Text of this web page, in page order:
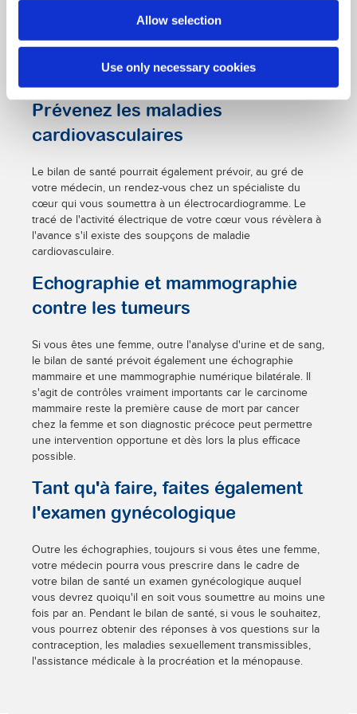
Allow selection
Use only necessary cookies
Prévenez les maladies
cardiovasculaires
Le bilan de santé pourrait également prévoir, au gré de
votre médecin, un rendez-vous chez un spécialiste du
cœur qui vous soumettra à un électrocardiogramme. Le
tracé de l'activité électrique de votre cœur vous révèlera à
l'avance s'il existe des soupçons de maladie
cardiovasculaire.
Echographie et mammographie
contre les tumeurs
Si vous êtes une femme, outre l'analyse d'urine et de sang,
le bilan de santé prévoit également une échographie
mammaire et une mammographie numérique bilatérale. Il
s'agit de contrôles vraiment importants car le carcinome
mammaire reste la première cause de mort par cancer
chez la femme et son diagnostic précoce peut permettre
une intervention opportune et dès lors la plus efficace
possible.
Tant qu'à faire, faites également
l'examen gynécologique
Outre les échographies, toujours si vous êtes une femme,
votre médecin pourra vous prescrire dans le cadre de
votre bilan de santé un examen gynécologique auquel
vous devrez quoiqu'il en soit vous soumettre au moins une
fois par an. Pendant le bilan de santé, si vous le souhaitez,
vous pourrez obtenir des réponses à vos questions sur la
contraception, les maladies sexuellement transmissibles,
l'assistance médicale à la procréation et la ménopause.